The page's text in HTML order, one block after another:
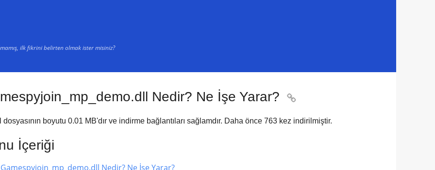
ilk fikrini belirten olmak ister misiniz?
Nedir? Ne İşe Yarar? 
dosyasının boyutu 0.01 MB'dır ve indirme bağlantıları sağlamdır. Daha önce 763 kez indirilmiştir.
İçeriği
Gamespyjoin_mp_demo.dll Nedir? Ne İşe Yarar?